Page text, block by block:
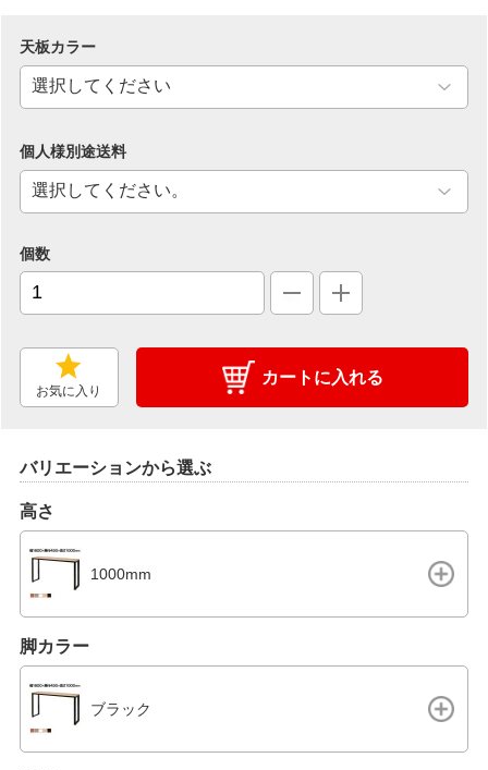
天板カラー
個人様別途送料
個数
お気に入り
カートに入れる
バリエーションから選ぶ
高さ
1000mm
脚カラー
ブラック